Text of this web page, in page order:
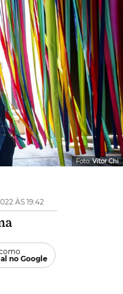
Foto:Vitor Chi
ÀS 19:42
no Google